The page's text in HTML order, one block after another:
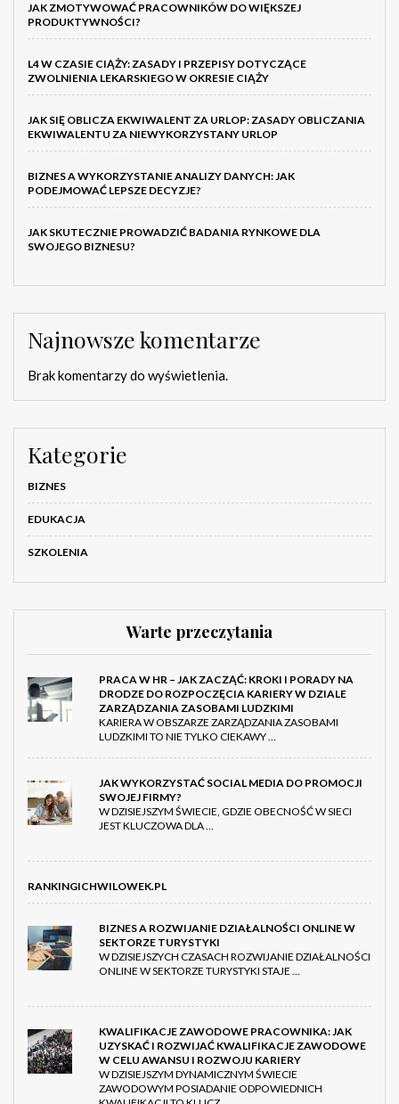
JAK ZMOTYWOWAĆ PRACOWNIKÓW DO WIĘKSZEJ
PRODUKTYWNOŚCI?
L4 W CZASIE CIĄŻY: ZASADY I PRZEPISY DOTYCZĄCE
ZWOLNIENIA LEKARSKIEGO W OKRESIE CIĄŻY
JAK SIĘ OBLICZA EKWIWALENT ZA URLOP: ZASADY OBLICZANIA
EKWIWALENTU ZA NIEWYKORZYSTANY URLOP
BIZNES A WYKORZYSTANIE ANALIZY DANYCH: JAK
PODEJMOWAĆ LEPSZE DECYZJE?
JAK SKUTECZNIE PROWADZIĆ BADANIA RYNKOWE DLA
SWOJEGO BIZNESU?
Najnowsze komentarze
Brak komentarzy do wyświetlenia.
Kategorie
BIZNES
EDUKACJA
SZKOLENIA
Warte przeczytania
PRACA W HR – JAK ZACZĄĆ: KROKI I PORADY NA
DRODZE DO ROZPOCZĘCIA KARIERY W DZIALE
ZARZĄDZANIA ZASOBAMI LUDZKIMI
KARIERA W OBSZARZE ZARZĄDZANIA ZASOBAMI
LUDZKIMI TO NIE TYLKO CIEKAWY …
JAK WYKORZYSTAĆ SOCIAL MEDIA DO PROMOCJI
SWOJEJ FIRMY?
W DZISIEJSZYM ŚWIECIE, GDZIE OBECNOŚĆ W SIECI
JEST KLUCZOWA DLA …
RANKINGICHWILOWEK.PL
BIZNES A ROZWIJANIE DZIAŁALNOŚCI ONLINE W
SEKTORZE TURYSTYKI
W DZISIEJSZYCH CZASACH ROZWIJANIE DZIAŁALNOŚCI
ONLINE W SEKTORZE TURYSTYKI STAJE …
KWALIFIKACJE ZAWODOWE PRACOWNIKA: JAK
UZYSKAĆ I ROZWIJAĆ KWALIFIKACJE ZAWODOWE
W CELU AWANSU I ROZWOJU KARIERY
W DZISIEJSZYM DYNAMICZNYM ŚWIECIE
ZAWODOWYM POSIADANIE ODPOWIEDNICH